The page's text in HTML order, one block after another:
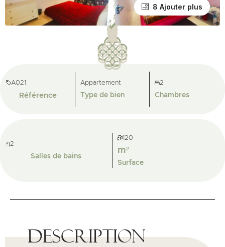
8 Ajouter plus
A021
Référence
Appartement
Type de bien
2
Chambres
2
Salles de bains
m²
120
Surface
Description